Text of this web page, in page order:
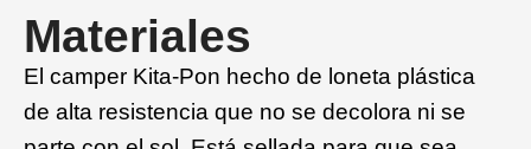
Materiales
El camper Kita-Pon hecho de loneta plástica
de alta resistencia que no se decolora ni se